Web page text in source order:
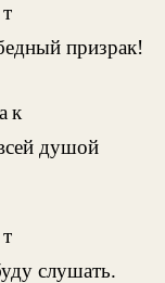
призрак!
душой
слушать.